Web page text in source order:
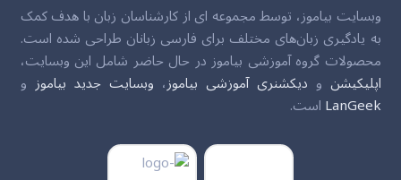
وبسایت بیاموز، توسط مجموعه ای از کارشناسان زبان با هدف کمک
به یادگیری زبان‌های مختلف برای فارسی زبانان طراحی شده است.
محصولات گروه آموزشی بیاموز در حال حاضر شامل این وبسایت،
اپلیکیشن و دیکشنری آموزشی بیاموز، وبسایت جدید بیاموز و
LanGeekاست.